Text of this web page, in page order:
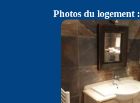
Photos du logement :